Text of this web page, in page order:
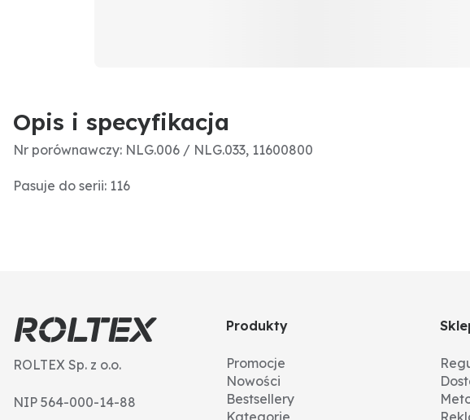
Opis i specyfikacja
Nr porównawczy: NLG.006 / NLG.033, 11600800
Pasuje do serii: 116
ROLTEX Sp. z o.o.
NIP 564-000-14-88
Produkty
Promocje
Nowości
Bestsellery
Kategorie